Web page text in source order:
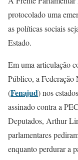
protocolado uma
as políticas sociais
Estado.
Em uma articulação
Público, a Federação
(Fenajud) nos
assinado contra a
Deputados, Arthur
parlamentares
enquanto perdurar a